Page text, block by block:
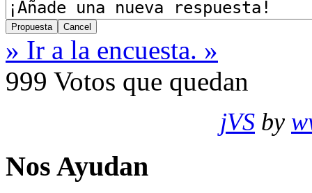
» Ir a la encuesta. »
999 Votos que quedan
jVS by
Nos Ayudan